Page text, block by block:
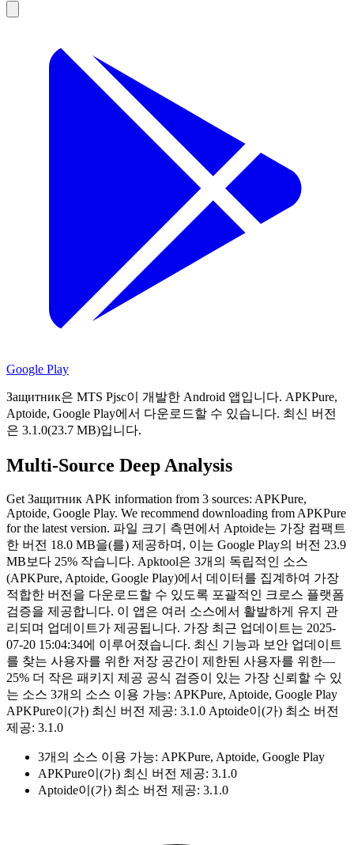
Google Play
Защитник은 MTS Pjsc이 개발한 Android 앱입니다. APKPure,
Aptoide, Google Play에서 다운로드할 수 있습니다. 최신 버전
은 3.1.0(23.7 MB)입니다.
Multi-Source Deep Analysis
Get Защитник APK information from 3 sources: APKPure,
Aptoide, Google Play. We recommend downloading from APKPure
for the latest version. 파일 크기 측면에서 Aptoide는 가장 컴팩트
한 버전 18.0 MB을(를) 제공하며, 이는 Google Play의 버전 23.9
MB보다 25% 작습니다. Apktool은 3개의 독립적인 소스
(APKPure, Aptoide, Google Play)에서 데이터를 집계하여 가장
적합한 버전을 다운로드할 수 있도록 포괄적인 크로스 플랫폼
검증을 제공합니다. 이 앱은 여러 소스에서 활발하게 유지 관
리되며 업데이트가 제공됩니다. 가장 최근 업데이트는 2025-
07-20 15:04:34에 이루어졌습니다. 최신 기능과 보안 업데이트
를 찾는 사용자를 위한 저장 공간이 제한된 사용자를 위한—
25% 더 작은 패키지 제공 공식 검증이 있는 가장 신뢰할 수 있
는 소스 3개의 소스 이용 가능: APKPure, Aptoide, Google Play
APKPure이(가) 최신 버전 제공: 3.1.0 Aptoide이(가) 최소 버전
제공: 3.1.0
3개의 소스 이용 가능: APKPure, Aptoide, Google Play
APKPure이(가) 최신 버전 제공: 3.1.0
Aptoide이(가) 최소 버전 제공: 3.1.0